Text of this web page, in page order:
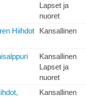
Lapset ja
nuoret
Hiihdot
Kansallinen
Kansallinen
Lapset ja
nuoret
Kansallinen